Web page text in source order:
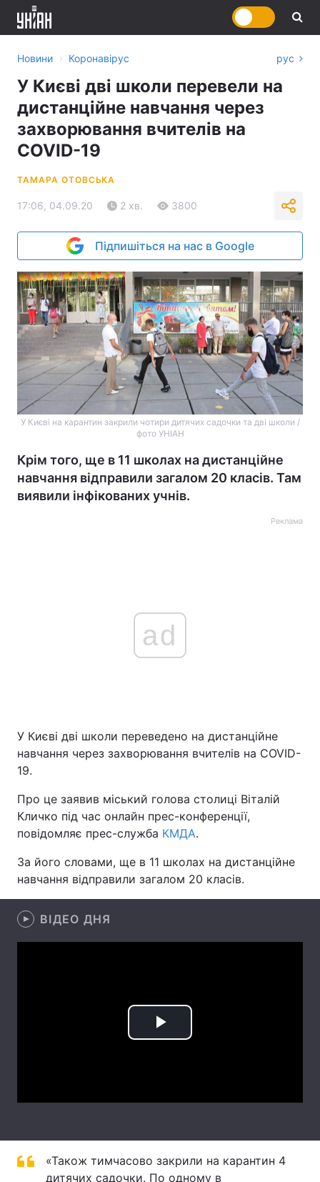
Україна Політика
Економіка
Спорт Наука
Техно і зв'язок Лайт
Зброя Інциденти
Цікавинки
Послуги
Новини › Коронавірус рус
У Києві дві школи перевели на
дистанційне навчання через
захворювання вчителів на
COVID-19
ТАМАРА ОТОВСЬКА
17:06, 04.09.20 2 хв. 3800
Підпишіться на нас в Google
У Києві на карантин закрили чотири дитячих садочки та дві школи /
фото УНІАН
Крім того, ще в 11 школах на дистанційне
навчання відправили загалом 20 класів. Там
виявили інфікованих учнів.
Реклама
ad
У Києві дві школи переведено на дистанційне
навчання через захворювання вчителів на COVID-
19.
Про це заявив міський голова столиці Віталій
Кличко під час онлайн прес-конференції,
повідомляє прес-служба КМДА.
За його словами, ще в 11 школах на дистанційне
навчання відправили загалом 20 класів.
ВІДЕО ДНЯ
Play
«Також тимчасово закрили на карантин 4
дитячих садочки. По одному в